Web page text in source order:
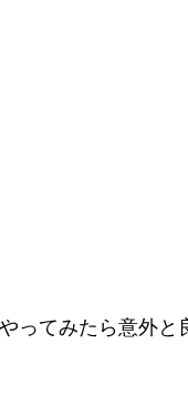
ってみたら意外